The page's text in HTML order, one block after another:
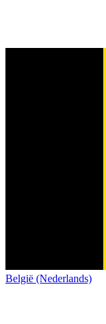
België (Nederlands)